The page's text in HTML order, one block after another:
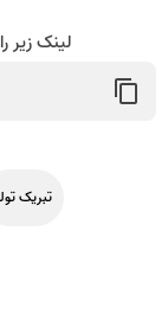
لینک زیر
تبریک